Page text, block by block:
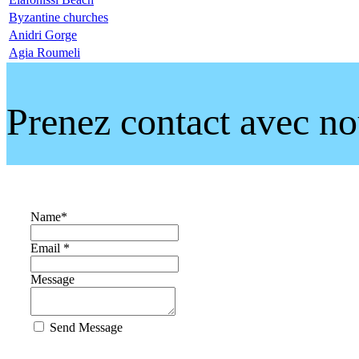
Byzantine churches
Anidri Gorge
Agia Roumeli
Prenez contact avec
Name*
Email *
Message
Send Message